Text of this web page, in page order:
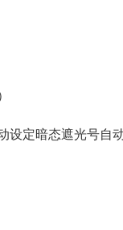
定暗态遮光号自